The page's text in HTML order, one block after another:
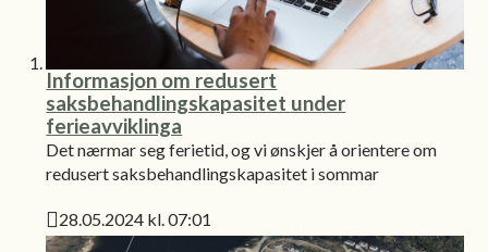
Informasjon om redusert
saksbehandlingskapasitet under
ferieavviklinga
Det nærmar seg ferietid, og vi ønskjer å orientere om
redusert saksbehandlingskapasitet i sommar
Publisert
28.05.2024 kl. 07:01